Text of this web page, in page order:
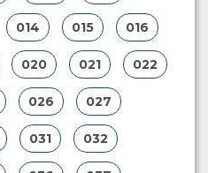
014 015 016
020 021 022
026 027
031 032